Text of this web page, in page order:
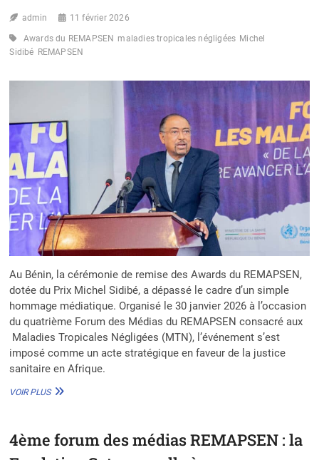
admin 11 février 2026
Awards du REMAPSEN maladies tropicales négligées Michel
Sidibé REMAPSEN
Au Bénin, la cérémonie de remise des Awards du REMAPSEN,
dotée du Prix Michel Sidibé, a dépassé le cadre d’un simple
hommage médiatique. Organisé le 30 janvier 2026 à l’occasion
du quatrième Forum des Médias du REMAPSEN consacré aux
Maladies Tropicales Négligées (MTN), l’événement s’est
imposé comme un acte stratégique en faveur de la justice
sanitaire en Afrique.
VOIR PLUSAWARDS
BÉNIN
4ème forum des médias REMAPSEN : la